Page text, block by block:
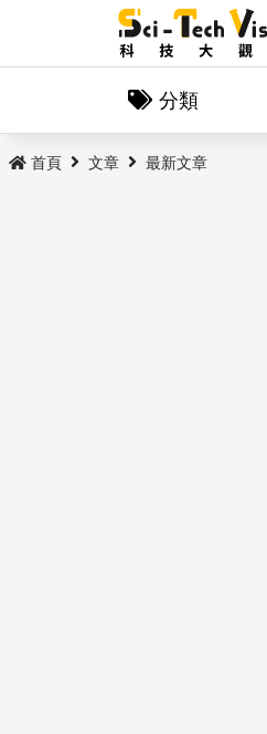
分類
首頁 文章 最新文章